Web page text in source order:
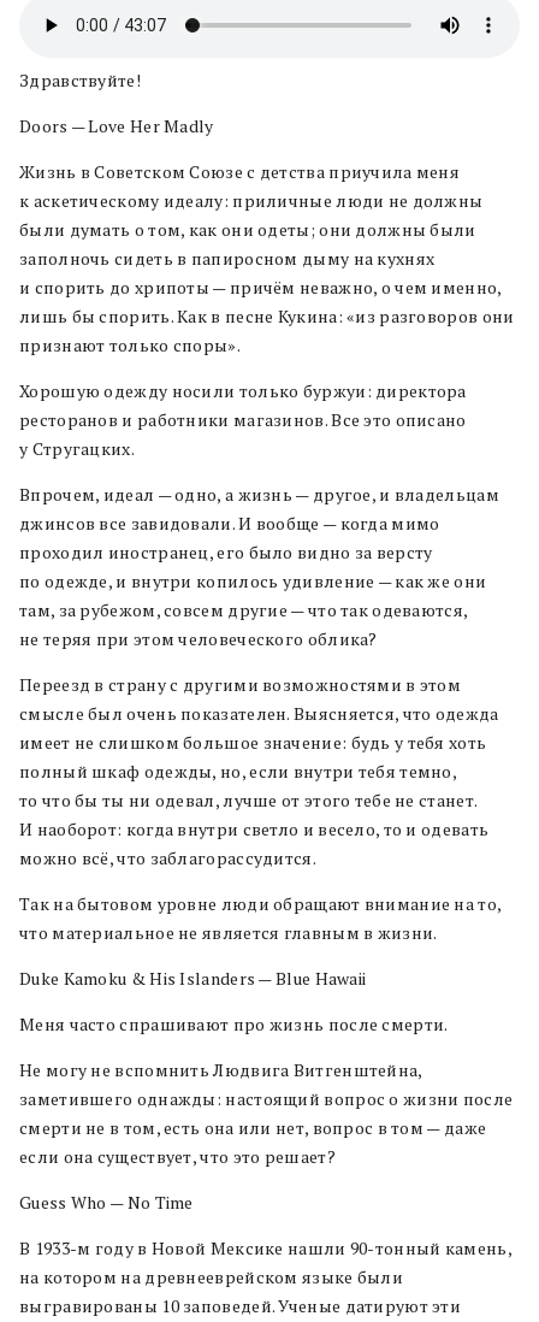
Здравствуйте!
Doors — Love Her Madly
Жизнь в Советском Союзе с детства приучила меня
к аскетическому идеалу: приличные люди не должны
были думать о том, как они одеты; они должны были
заполночь сидеть в папиросном дыму на кухнях
и спорить до хрипоты — причём неважно, о чем именно,
лишь бы спорить. Как в песне Кукина: «из разговоров они
признают только споры».
Хорошую одежду носили только буржуи: директора
ресторанов и работники магазинов. Все это описано
у Стругацких.
Впрочем, идеал — одно, а жизнь — другое, и владельцам
джинсов все завидовали. И вообще — когда мимо
проходил иностранец, его было видно за версту
по одежде, и внутри копилось удивление — как же они
там, за рубежом, совсем другие — что так одеваются,
не теряя при этом человеческого облика?
Переезд в страну с другими возможностями в этом
смысле был очень показателен. Выясняется, что одежда
имеет не слишком большое значение: будь у тебя хоть
полный шкаф одежды, но, если внутри тебя темно,
то что бы ты ни одевал, лучше от этого тебе не станет.
И наоборот: когда внутри светло и весело, то и одевать
можно всё, что заблагорассудится.
Так на бытовом уровне люди обращают внимание на то,
что материальное не является главным в жизни.
Duke Kamoku & His Islanders — Blue Hawaii
Меня часто спрашивают про жизнь после смерти.
Не могу не вспомнить Людвига Витгенштейна,
заметившего однажды: настоящий вопрос о жизни после
смерти не в том, есть она или нет, вопрос в том — даже
если она существует, что это решает?
Guess Who — No Time
В 1933-м году в Новой Мексике нашли 90-тонный камень,
на котором на древнееврейском языке были
выгравированы 10 заповедей. Ученые датируют эти